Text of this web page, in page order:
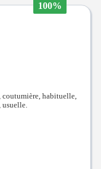
100%
coutumière, habituelle,
usuelle.